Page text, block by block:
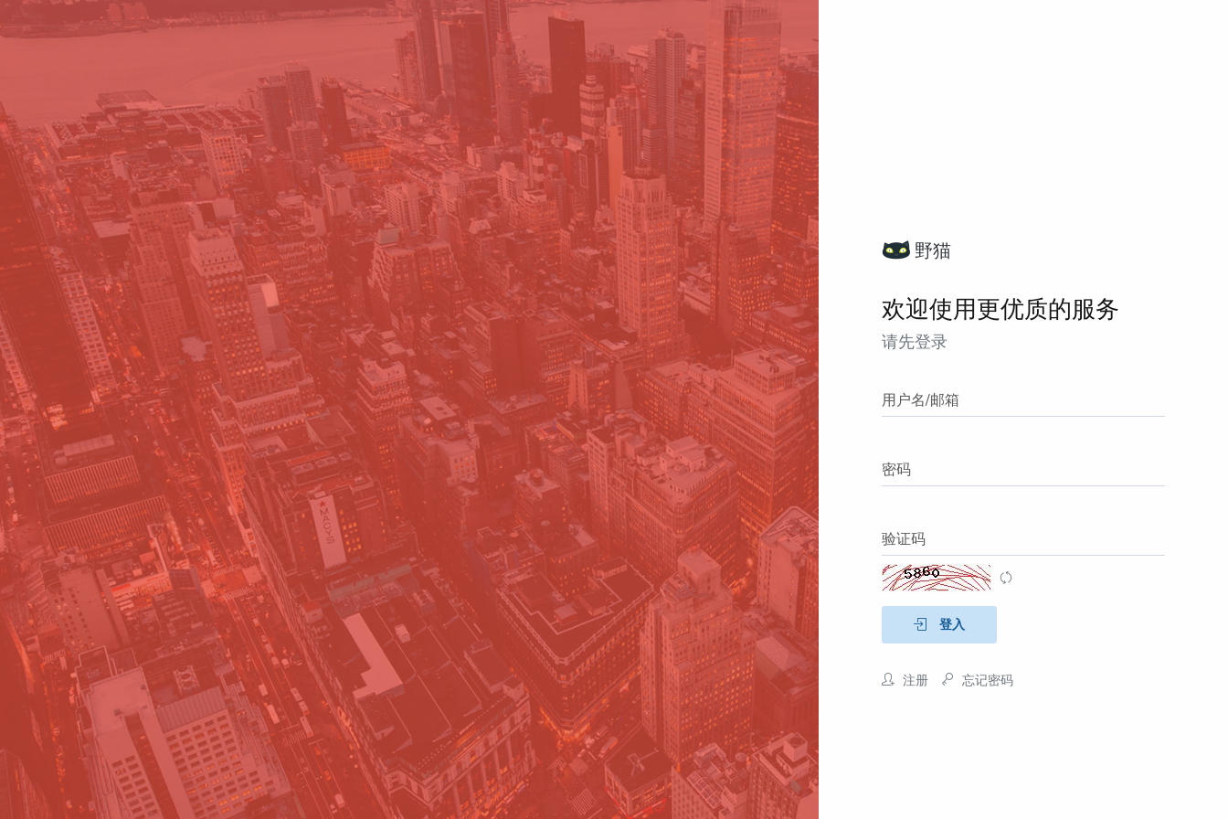
野猫
欢迎使用更优质的服务
请先登录
用户名/邮箱
密码
验证码
登入
注册 忘记密码